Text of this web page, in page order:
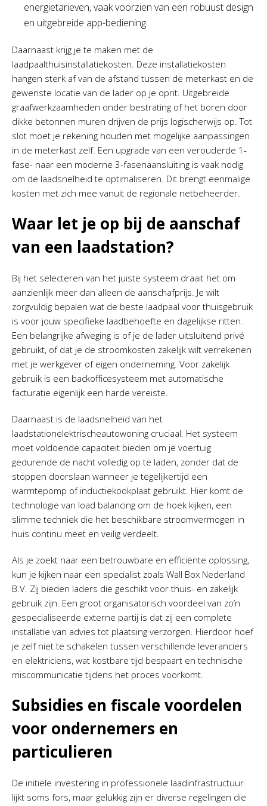
energietarieven, vaak voorzien van een robuust design
en uitgebreide app-bediening.
Daarnaast krijg je te maken met de
laadpaalthuisinstallatiekosten. Deze installatiekosten
hangen sterk af van de afstand tussen de meterkast en de
gewenste locatie van de lader op je oprit. Uitgebreide
graafwerkzaamheden onder bestrating of het boren door
dikke betonnen muren drijven de prijs logischerwijs op. Tot
slot moet je rekening houden met mogelijke aanpassingen
in de meterkast zelf. Een upgrade van een verouderde 1-
fase- naar een moderne 3-fasenaansluiting is vaak nodig
om de laadsnelheid te optimaliseren. Dit brengt eenmalige
kosten met zich mee vanuit de regionale netbeheerder.
Waar let je op bij de aanschaf
van een laadstation?
Bij het selecteren van het juiste systeem draait het om
aanzienlijk meer dan alleen de aanschafprijs. Je wilt
zorgvuldig bepalen wat de beste laadpaal voor thuisgebruik
is voor jouw specifieke laadbehoefte en dagelijkse ritten.
Een belangrijke afweging is of je de lader uitsluitend privé
gebruikt, of dat je de stroomkosten zakelijk wilt verrekenen
met je werkgever of eigen onderneming. Voor zakelijk
gebruik is een backofficesysteem met automatische
facturatie eigenlijk een harde vereiste.
Daarnaast is de laadsnelheid van het
laadstationelektrischeautowoning cruciaal. Het systeem
moet voldoende capaciteit bieden om je voertuig
gedurende de nacht volledig op te laden, zonder dat de
stoppen doorslaan wanneer je tegelijkertijd een
warmtepomp of inductiekookplaat gebruikt. Hier komt de
technologie van load balancing om de hoek kijken, een
slimme techniek die het beschikbare stroomvermogen in
huis continu meet en veilig verdeelt.
Als je zoekt naar een betrouwbare en efficiënte oplossing,
kun je kijken naar een specialist zoals Wall Box Nederland
B.V. Zij bieden laders die geschikt voor thuis- en zakelijk
gebruik zijn. Een groot organisatorisch voordeel van zo’n
gespecialiseerde externe partij is dat zij een complete
installatie van advies tot plaatsing verzorgen. Hierdoor hoef
je zelf niet te schakelen tussen verschillende leveranciers
en elektriciens, wat kostbare tijd bespaart en technische
miscommunicatie tijdens het proces voorkomt.
Subsidies en fiscale voordelen
voor ondernemers en
particulieren
De initiële investering in professionele laadinfrastructuur
lijkt soms fors, maar gelukkig zijn er diverse regelingen die